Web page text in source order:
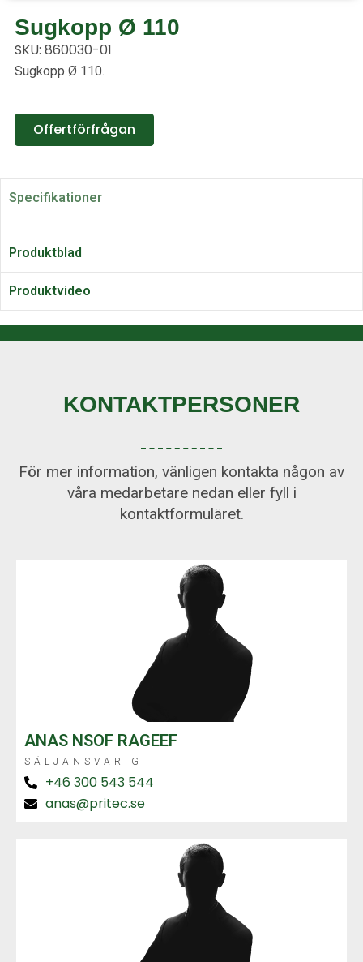
Sugkopp Ø 110
SKU: 860030-01
Sugkopp Ø 110.
Offertförfrågan
Specifikationer
Produktblad
Produktvideo
KONTAKTPERSONER
För mer information, vänligen kontakta någon av
våra medarbetare nedan eller fyll i
kontaktformuläret.
ANAS NSOF RAGEEF
SÄLJANSVARIG
+46 300 543 544
anas@pritec.se